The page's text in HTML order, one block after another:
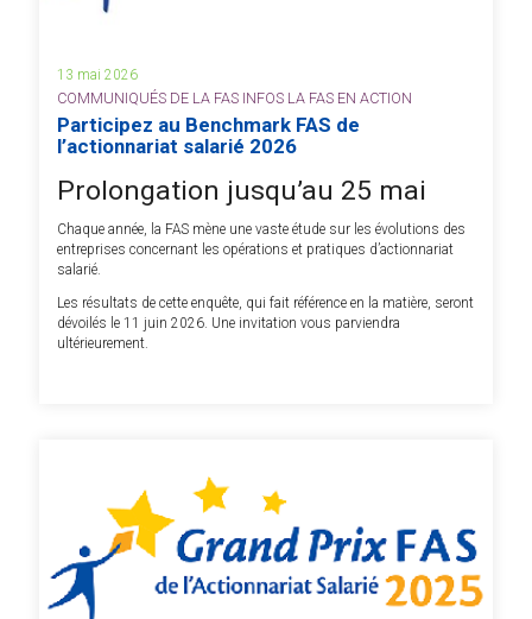
13 mai 2026
COMMUNIQUÉS DE LA FAS INFOS LA FAS EN ACTION
Participez au Benchmark FAS de
l’actionnariat salarié 2026
Prolongation jusqu’au 25 mai
Chaque année, la FAS mène une vaste étude sur les évolutions des
entreprises concernant les opérations et pratiques d’actionnariat
salarié.
Les résultats de cette enquête, qui fait référence en la matière, seront
dévoilés le 11 juin 2026. Une invitation vous parviendra
ultérieurement.